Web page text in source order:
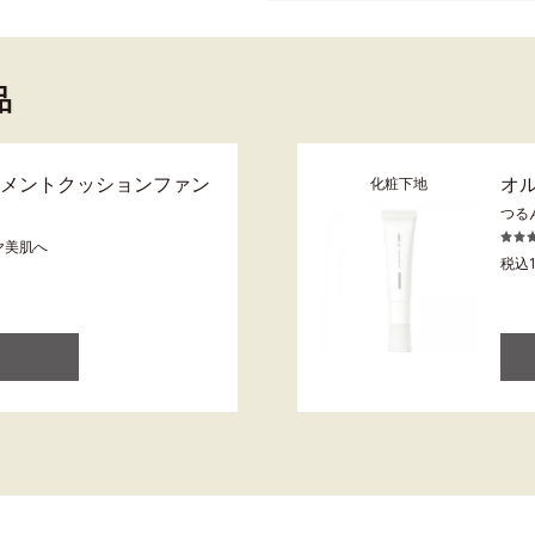
ントクッションファン
美肌へ
化粧下地 オ
つる
税込